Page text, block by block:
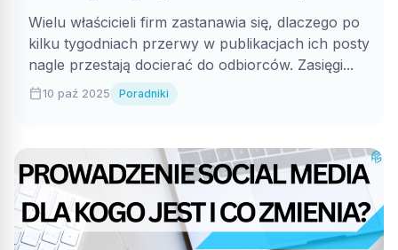
Wielu właścicieli firm zastanawia się, dlaczego po
kilku tygodniach przerwy w publikacjach ich posty
nagle przestają docierać do odbiorców. Zasięgi...
calendar_today10 paź 2025 Poradniki